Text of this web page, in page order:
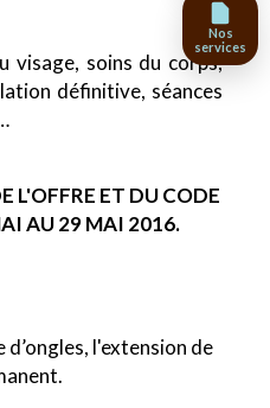
visage, soins du corps,
définitive, séances
L'OFFRE ET DU CODE
AU 29 MAI 2016.
d’ongles, l'extension de
Nos
services